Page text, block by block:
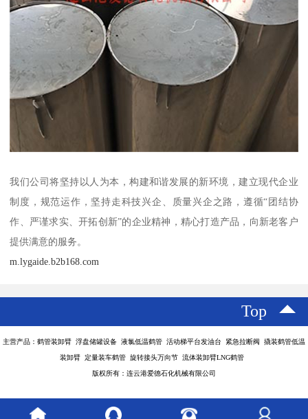
我们公司将坚持以人为本，构建和谐发展的新环境，建立现代企业
制度，规范运作，坚持走科技兴企、质量兴企之路，遵循“团结协
作、严谨求实、开拓创新”的企业精神，精心打造产品，向新老客户
提供满意的服务。
m.lygaide.b2b168.com
Top
主营产品：鹤管装卸臂 浮盘储罐设备 液氯低温鹤管 活动梯平台发油台 紧急拉断阀 撬装鹤管低温
装卸臂 定量装车鹤管 旋转接头万向节 流体装卸臂LNG鹤管
版权所有：连云港爱德石化机械有限公司